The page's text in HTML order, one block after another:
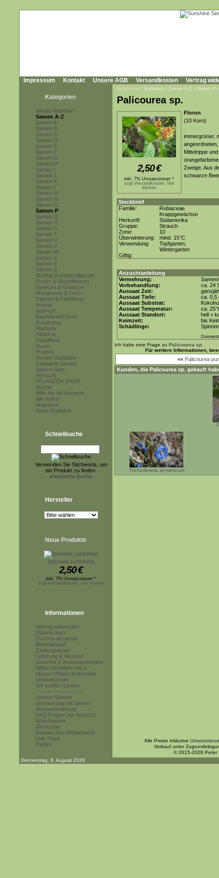
Impressum Kontakt Unsere AGB Versandkosten Vertrag
Kategorien
Wieder lieferbar!
Samen A-Z
Samen A
Samen B
Samen C
Samen D
Samen E
Samen F
Samen G
Samen H
Samen I
Samen J
Samen K
Samen L
Samen M
Samen N
Samen O
Samen P
Samen Q
Samen R
Samen S
Samen T
Samen U
Samen V
Samen W
Samen X
Samen Y
Samen Z
Schling & Kletterpflanzen
Frucht & Nutzpflanzen
Gemüse & Gewürze
Mangroven & Teich
Palmen & Palmfarne
Acacia
Adenium
Baumfarne/Farne
Eucalyptus
Plumeria
Hibiskus
Passiflora
Musa
Proteen
Samen-Raritäten
Gekeimte Samen
Samen-Sets
Herkunft
PFLANZEN SHOP
Bücher
Alles für die Anzucht
Alle Artikel
Angebote
Neue Produkte
Schnellsuche
Verwenden Sie Stichworte, um
ein Produkt zu finden.
erweiterte Suche
Hersteller
Neue Produkte
Ipomoea cordofana
2,50€
inkl. 7% Umsatzsteuer *
zzgl.Versandkosten, hier klicken
Informationen
Vertrag widerrufen
Datenschutz
EU Umsatzsteuer
Bestellablauf
Zahlungsarten
Lieferung & Versand
Garantie & Beanstandungen
Widerrufsbelehrung &
Muster-Widerrufsformular
Umweltschutz
Wir kaufen Samen
------------------------
Unsere Samen
Vermehrung mit Samen
Aussaatanleitung
FAQ-Fragen zur Anzucht
Warnhinweis
Klimazone
Botanisches Wörterbuch
Link-Tipps
Danke
Sie sind hier: Startseite » Samen A-Z » Samen P
Palicourea sp.
2,50€
inkl. 7% Umsatzsteuer *
zzgl.Versandkosten, hier
klicken
Floron
(10 Korn)
immergrüner,
Mittelrippe
Zweige. Aus
schwarze
Steckbrief
Familie:
Rubiaceae
Krappgewächse
Herkunft:
Südamerika
Gruppe:
Strauch
Zone:
10
Überwinterung:
mind. 15°C
Verwendung:
Topfgarten,
Wintergarten
Giftig:
Anzuchtanleitung
Vermehrung:
Vorbehandlung:
ca. 24
Aussaat Zeit:
Aussaat Tiefe:
ca. 0,5
Aussaat Substrat:
Aussaat Temperatur:
ca.
Aussaat Standort:
hell +
Keimzeit:
bis
Schädlinge:
Ich habe eine Frage zu Palicourea sp.
Für weitere Informationen,
«« Palicourea
Kunden, die Palicourea sp. gekauft
Trichodesma zeylanicum
Alle Preise inklusive
Verkauf unter
© 2015-2026 Peter
Donnerstag, 6. August 2026